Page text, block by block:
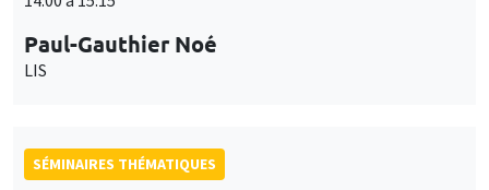
Paul-Gauthier Noé
LIS
SÉMINAIRES THÉMATIQUES